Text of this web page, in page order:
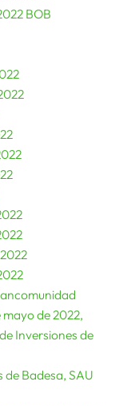
BOB
de 2022,
Inversiones de
Badesa, SAU